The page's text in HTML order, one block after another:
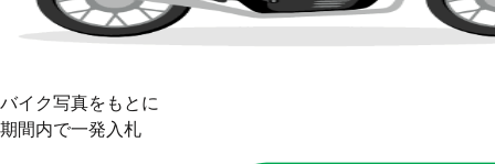
バイク写真をもとに
期間内で一発入札